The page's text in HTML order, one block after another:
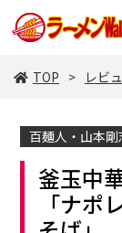
TOP レビ
百麺人・山本剛
釜玉中
「ナポ